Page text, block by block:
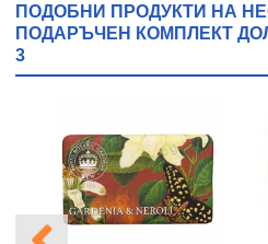
ПОДОБНИ ПРОДУКТИ НА
ПОДАРЪЧЕН КОМПЛЕКТ
3